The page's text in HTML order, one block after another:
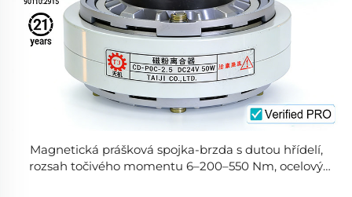
Magnetická prášková spojka-brzda s dutou hřídelí,
rozsah točivého momentu 6–200–550 Nm, ocelový